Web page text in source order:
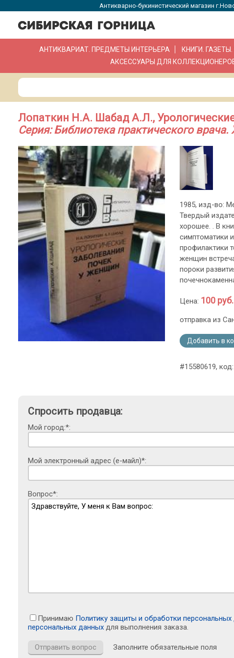
Антикварно-букинистический магазин
АНТИКВАРИАТ. ПРЕДМЕТЫ ИНТЕРЬЕРА КНИГИ.
АКСЕССУАРЫ ДЛЯ
Лопаткин Н.А. Шабад А.Л.,
Серия: Библиотека практического врача.
1985, изд-во:
Твердый
хорошее. . В
симптоматики
профилактики
женщин
пороки
Цена: 100 руб.
отправка из
Добавить в
#15580619,
Спросить продавца:
Мой город:*:
Мой электронный адрес (е-майл)*:
Вопрос*:
Принимаю Политику защиты и обработки
персональных данных для выполнения заказа.
Заполните обязательные поля